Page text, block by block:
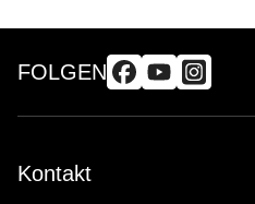
FOLGEN
Kontakt